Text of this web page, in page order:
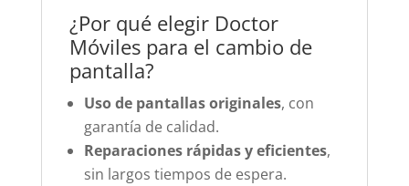
¿Por qué elegir Doctor
Móviles para el cambio de
pantalla?
Uso de pantallas originales, con
garantía de calidad.
Reparaciones rápidas y eficientes,
sin largos tiempos de espera.